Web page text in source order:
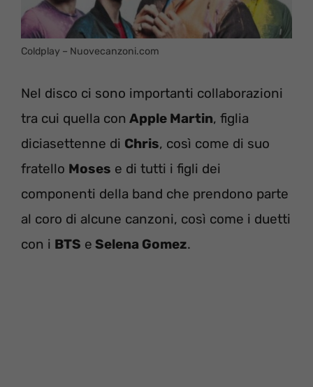
Coldplay – Nuovecanzoni.com
Nel disco ci sono importanti collaborazioni
tra cui quella con Apple Martin, figlia
diciasettenne di Chris, così come di suo
fratello Moses e di tutti i figli dei
componenti della band che prendono parte
al coro di alcune canzoni, così come i duetti
con i BTS e Selena Gomez.